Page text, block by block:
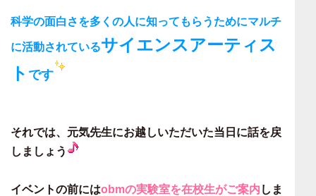
科学の面白さを多くの人に知ってもらうためにマルチ
に活動されているサイエンスアーティス
ト です
それでは、元気先生にお越しいただいた当日に話を戻
しましょう
イベントの前にはobmの実験室を在校生がご案内 しま